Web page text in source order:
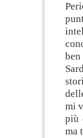
mi
più
ma